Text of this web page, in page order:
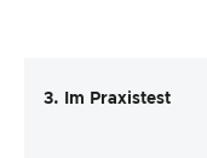
3. Im Praxistest